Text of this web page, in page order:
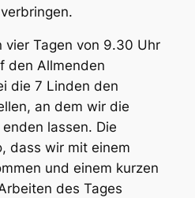
vier Tagen von 9.30 Uhr
den Allmenden
die 7 Linden den
an dem wir die
lassen. Die
dass wir mit einem
und einem kurzen
des Tages